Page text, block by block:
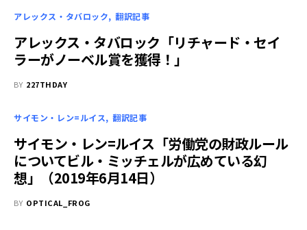
アレックス・タバロック 翻訳記事
アレックス・タバロック「リチャード・セイ
ラーがノーベル賞を獲得！」
BY 227THDAY
サイモン・レン=ルイス 翻訳記事
サイモン・レン=ルイス「労働党の財政ルール
についてビル・ミッチェルが広めている幻
想」（2019年6月14日）
BY OPTICAL_FROG